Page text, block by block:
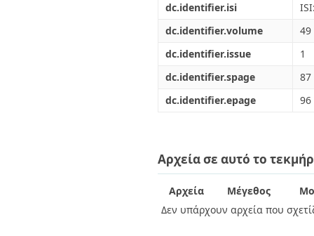
dc.identifier.isi
dc.identifier.volume
49
dc.identifier.issue
1
dc.identifier.spage
87
dc.identifier.epage
96
Αρχεία σε αυτό το
Αρχεία Μέγεθος
Δεν υπάρχουν αρχεία που